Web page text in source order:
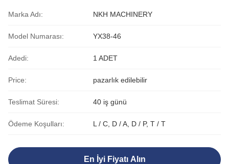
Marka Adı: NKH MACHINERY
Model Numarası: YX38-46
Adedi: 1 ADET
Price: pazarlık edilebilir
Teslimat Süresi: 40 iş günü
Ödeme Koşulları: L / C, D / A, D / P, T / T
En İyi Fiyatı Alın